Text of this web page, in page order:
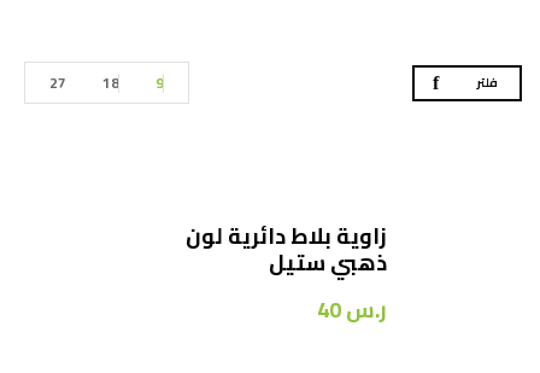
فلتر 9
18
27
زاوية بلاط دائرية لون
ذهبي ستيل
ر.س40